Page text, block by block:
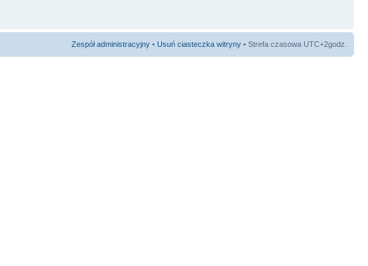
Zespół administracyjny • Usuń ciasteczka witryny • Strefa czasowa UTC+2godz.